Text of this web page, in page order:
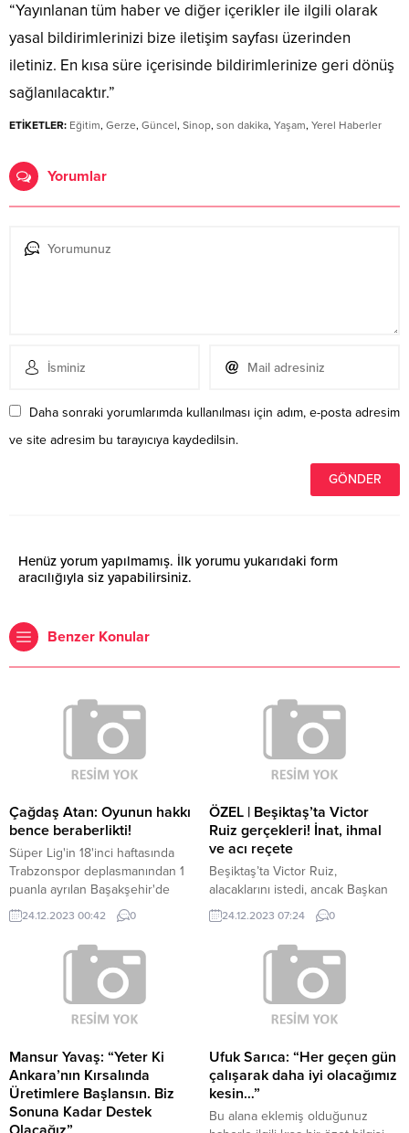
“Yayınlanan tüm haber ve diğer içerikler ile ilgili olarak
yasal bildirimlerinizi bize iletişim sayfası üzerinden
iletiniz. En kısa süre içerisinde bildirimlerinize geri dönüş
sağlanılacaktır.”
ETİKETLER: Eğitim, Gerze, Güncel, Sinop, son dakika, Yaşam, Yerel Haberler
Yorumlar
Daha sonraki yorumlarımda kullanılması için adım, e-posta adresim
ve site adresim bu tarayıcıya kaydedilsin.
Henüz yorum yapılmamış. İlk yorumu yukarıdaki form
aracılığıyla siz yapabilirsiniz.
Benzer Konular
Çağdaş Atan: Oyunun hakkı
bence beraberlikti!
Süper Lig'in 18'inci haftasında
Trabzonspor deplasmanından 1
puanla ayrılan Başakşehir'de
Çağdaş Atan açıklamalarda
bulundu.
24.12.2023 00:42 0
ÖZEL | Beşiktaş’ta Victor
Ruiz gerçekleri! İnat, ihmal
ve acı reçete
Beşiktaş’ta Victor Ruiz,
alacaklarını istedi, ancak Başkan
Ahmet Nur Çebi kabul etmedi.
Futbolcu, sözleşmesini feshedip
FIFA’nın yolunu tuttu. Bu sefer de
FIFA’nın istediği savunma yazısı, 2
çalışan tarafından unutuldu ve
hukuk servisine iletilemeyince
ağır fatura geldi.
24.12.2023 07:24 0
Mansur Yavaş: “Yeter Ki
Ankara’nın Kırsalında
Üretimlere Başlansın. Biz
Sonuna Kadar Destek
Ufuk Sarıca: “Her geçen gün
çalışarak daha iyi olacağımız
kesin…”
Bu alana eklemiş olduğunuz